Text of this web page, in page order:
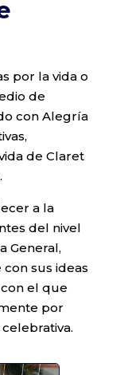
por la vida o
de
con Alegría
de Claret
a la
del nivel
General,
sus ideas
el que
por